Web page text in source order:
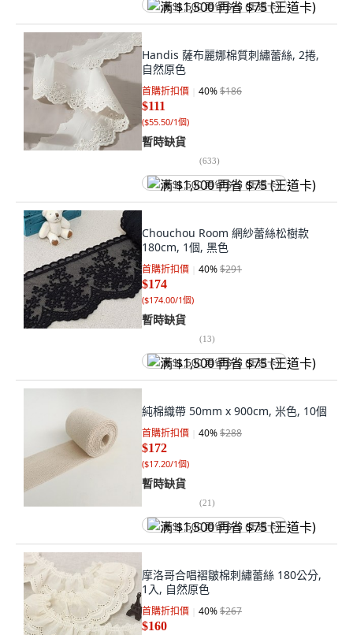
满 $1,500 再省 $75 (王道卡)
Handis 薩布麗娜棉質刺繡蕾絲, 2捲,
自然原色
首購折扣價 40%$186
$111
($55.50/1個)
暫時缺貨
(633)
满 $1,500 再省 $75 (王道卡)
Chouchou Room 網紗蕾絲松樹款
180cm, 1個, 黑色
首購折扣價 40%$291
$174
($174.00/1個)
暫時缺貨
(13)
满 $1,500 再省 $75 (王道卡)
純棉織帶 50mm x 900cm, 米色, 10個
首購折扣價 40%$288
$172
($17.20/1個)
暫時缺貨
(21)
满 $1,500 再省 $75 (王道卡)
摩洛哥合唱褶皺棉刺繡蕾絲 180公分,
1入, 自然原色
首購折扣價 40%$267
$160